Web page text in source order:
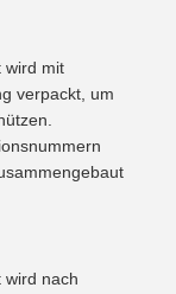
wird mit
verpackt, um
wird nach